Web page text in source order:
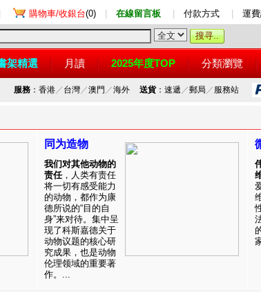
購物車/收銀台(0) 在線留言板 付款方式 運
架精選 月讀 2025年度TOP 分類瀏覽
服務：香港／ 台灣／澳門 ／海外 送貨：速遞 ／郵局 ／ 服務站
同为造物
我们对其他动物的
责任，人类有责任
将一切有感受能力
的动物，都作为康
德所说的“目的自
身”来对待。集中呈
现了科斯嘉德关于
动物议题的核心研
究成果，也是动物
伦理领域的重要著
作。...